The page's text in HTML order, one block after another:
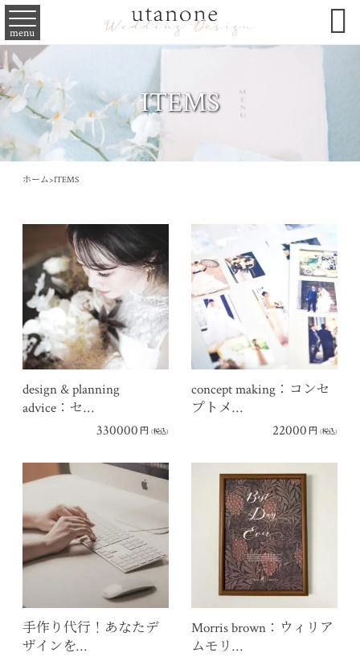
menu 
ITEMS
ホーム>ITEMS
design & planning
advice：セ…
330000 円 (税込)
concept making：コンセ
プトメ…
22000 円 (税込)
手作り代行！あなたデ
ザインを…
Morris brown：ウィリア
ムモリ…